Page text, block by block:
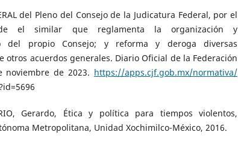
del Pleno del Consejo de la Judicatura Federal, por el
el similar que reglamenta la organización y
del propio Consejo; y reforma y deroga diversas
otros acuerdos generales. Diario Oficial de la Federación
noviembre de 2023. https://apps.cjf.gob.mx/normativa/
Gerardo, Ética y política para tiempos violentos,
Metropolitana, Unidad Xochimilco-México, 2016.